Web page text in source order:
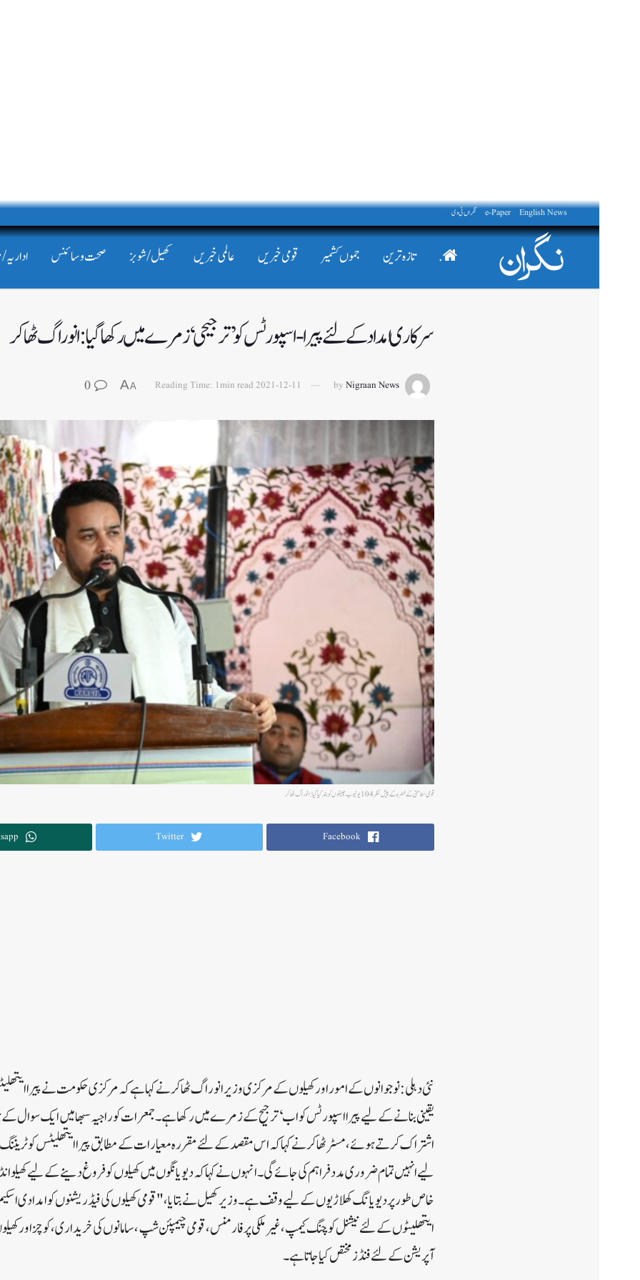
English News
e-Paper نگراں ٹی وی
. تازہ ترین جموں کشمیر قومی خبریں عالمی خبریں کھیل/شوبز صحت و سائنس
سرکاری امداد کے لئے پیرا-اسپورٹس کو ’ترجیحی‘ زمرے میں رکھاگیا:انوراگ ٹھاکر
by Nigraan News
2021-12-11
Reading Time: 1min read
A
A
قومی سلامتی کے خطرہ کےپیش نظر 104یوٹیوب چینلوں کو بند کیا گیا:انو راگ ٹھاکر
Facebook
Twitter
نئی دہلی:نوجوانوں کے امور اور کھیلوں کے مرکزی وزیر انوراگ ٹھاکر نے کہا ہے کہ مرکزی حکومت نے پیرا
یقینی بنانے کے لیے پیرا اسپورٹس کو اب ‘ترجیح کے زمرے میں رکھاہے۔جمعرات کو راجیہ سبھا میں ایک سوال
اشتراک کرتے ہوئے، مسٹر ٹھاکر نے کہا کہ اس مقصد کے لئے مقررہ معیارات کے مطابق پیرا ایتھلیٹس
لیے انہیں تمام ضروری مدد فراہم کی جائے گی۔ انہوں نے کہا کہ دیویانگوں میں کھیلوں کو فروغ دینے کے لیے کھیلو
خاص طور پر دیویانگ کھلاڑیوں کے لیے وقف ہے۔وزیر کھیل نے بتایا، "قومی کھیلوں کی فیڈریشنوں کو امدادی
ایتھلیٹوں کے لئے نیشنل کوچنگ کیمپ،غیر ملکی پرفارمنس، قومی چیمپئن شپ، سامانوں کی خریداری، کوچزاور
آپریشن کے لئے فنڈز مختص کیاجاتاہے۔